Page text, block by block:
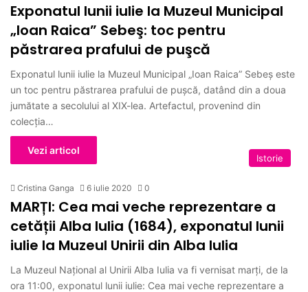
Exponatul lunii iulie la Muzeul Municipal
„Ioan Raica” Sebeş: toc pentru
păstrarea prafului de puşcă
Exponatul lunii iulie la Muzeul Municipal „Ioan Raica” Sebeş este
un toc pentru păstrarea prafului de puşcă, datând din a doua
jumătate a secolului al XIX-lea. Artefactul, provenind din
colecția…
Vezi articol
Istorie
Cristina Ganga 6 iulie 2020 0
MARȚI: Cea mai veche reprezentare a
cetății Alba Iulia (1684), exponatul lunii
iulie la Muzeul Unirii din Alba Iulia
La Muzeul Național al Unirii Alba Iulia va fi vernisat marți, de la
ora 11:00, exponatul lunii iulie: Cea mai veche reprezentare a